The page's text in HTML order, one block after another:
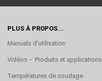
PLUS À PROPOS...
Manuels d’utilisation
Vidéos – Produits et applications
Températures de soudage